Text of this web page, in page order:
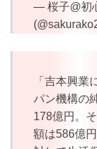
— 桜子@初
「吉本興業
パン機構の
178億円。
額は586億